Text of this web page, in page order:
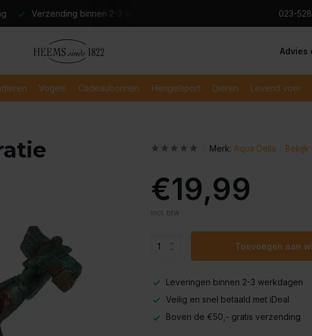
Verzending binnen 2-3 werkdagen Veilig en snel betaald met
023-
Advies
Vogels Cadeaubonnen Hengelsport Dieren Levend voer
Merk: Aqua Della Bekijk
€19,99
Incl. btw
Toevoegen aan
Leveringen binnen 2-3 werkdagen
Veilig en snel betaald met iDeal
Boven de €50,- gratis verzending